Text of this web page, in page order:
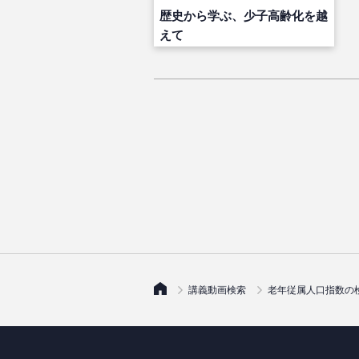
歴史から学ぶ、少子高齢化を越
えて
講義動画検索 老年従属人口指数の